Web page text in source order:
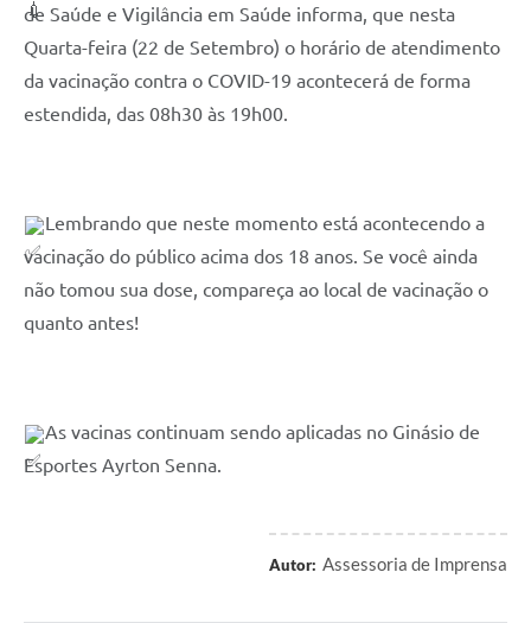
de Saúde e Vigilância em Saúde informa, que nesta
Quarta-feira (22 de Setembro) o horário de atendimento
da vacinação contra o COVID-19 acontecerá de forma
estendida, das 08h30 às 19h00.
Lembrando que neste momento está acontecendo a
vacinação do público acima dos 18 anos. Se você ainda
não tomou sua dose, compareça ao local de vacinação o
quanto antes!
As vacinas continuam sendo aplicadas no Ginásio de
Esportes Ayrton Senna.
Autor: Assessoria de Imprensa